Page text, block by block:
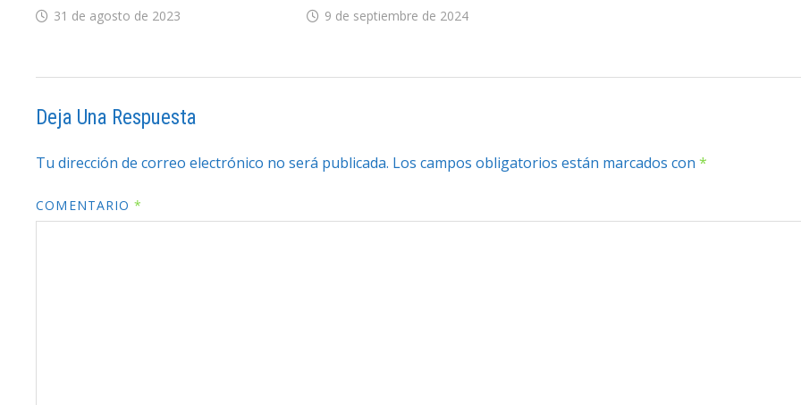
31 de agosto de 2023 9 de septiembre de 2024
Deja Una Respuesta
Tu dirección de correo electrónico no será publicada. Los campos obligatorios están marcados con*
COMENTARIO*